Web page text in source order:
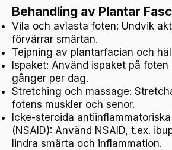
Behandling av Plantar
Vila och avlasta foten: Undvik
förvärrar smärtan.
Tejpning av plantarfacian och
Ispaket: Använd ispaket på
gånger per dag.
Stretching och massage:
fotens muskler och senor.
Icke-steroida
(NSAID): Använd NSAID, t.ex.
lindra smärta och inflammation.